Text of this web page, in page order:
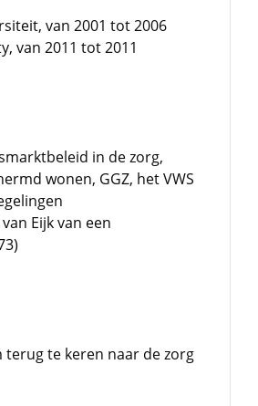
van 2001 tot 2006
van 2011 tot 2011
in de zorg,
wonen, GGZ, het VWS
Eijk van een
terug te keren naar de zorg